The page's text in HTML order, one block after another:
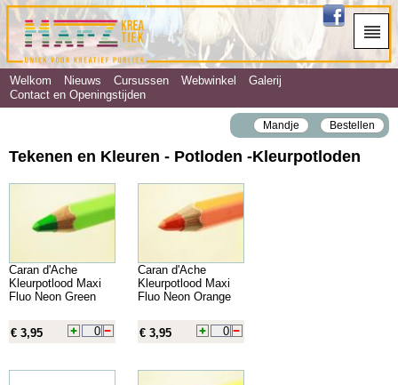
Welkom Nieuws Cursussen Webwinkel
Galerij
Contact en Openingstijden
Mandje Bestellen
Tekenen en Kleuren - Potloden ‐Kleurpotloden
Caran d'Ache
Kleurpotlood Maxi
Fluo Neon Green
€ 3,95
Caran d'Ache
Kleurpotlood Maxi
Fluo Neon Orange
€ 3,95